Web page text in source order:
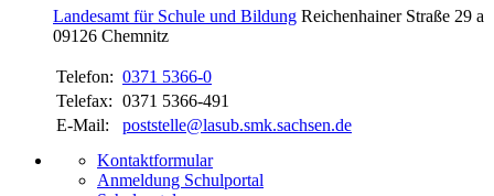
Landesamt für Schule und Bildung Reichenhainer Straße 29 a
09126 Chemnitz
Telefon: 0371 5366-0
Telefax: 0371 5366-491
E-Mail:
poststelle@lasub.smk.sachsen.de
Kontaktformular
Anmeldung Schulportal